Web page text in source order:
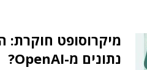
מיקרוסופט חוקרת:
נתונים מ-OpenAI?